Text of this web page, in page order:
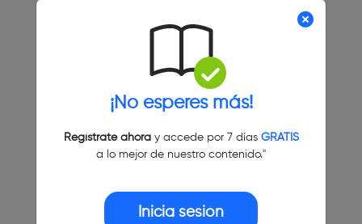
¡No esperes más!
Regístrate ahoray accede por 7 días GRATIS
a lo mejor de nuestro contenido."
Inicia sesión